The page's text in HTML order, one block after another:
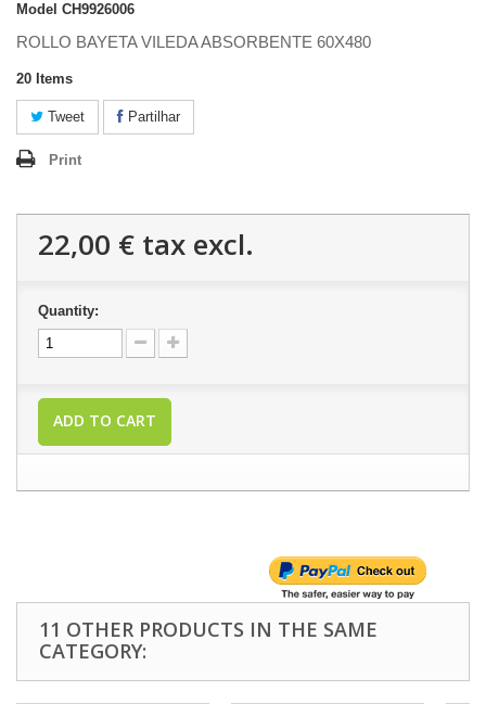
Model CH9926006
ROLLO BAYETA VILEDA ABSORBENTE 60X480
20 Items
Tweet Partilhar
Print
22,00 € tax excl.
Quantity:
ADD TO CART
11 OTHER PRODUCTS IN THE SAME
CATEGORY: